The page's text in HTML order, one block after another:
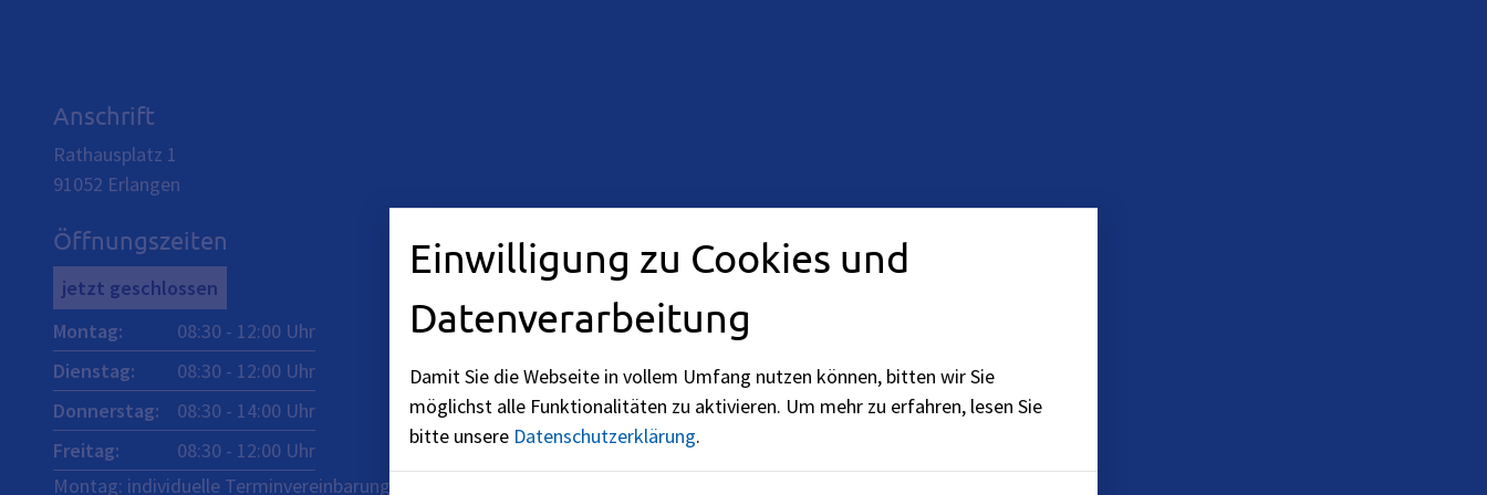
Anschrift
Rathausplatz 1
91052 Erlangen
Öffnungszeiten
jetzt geschlossen
Montag: 08:30 - 12:00 Uhr
Dienstag: 08:30 - 12:00 Uhr
Donnerstag: 08:30 - 14:00 Uhr
Freitag: 08:30 - 12:00 Uhr
Montag: individuelle Terminvereinbarung von 15:00 – 18:00 Uhr möglich
Einwilligung zu Cookies und
Datenverarbeitung
Damit Sie die Webseite in vollem Umfang nutzen können, bitten wir Sie
möglichst alle Funktionalitäten zu aktivieren. Um mehr zu erfahren, lesen Sie
bitte unsere Datenschutzerklärung.